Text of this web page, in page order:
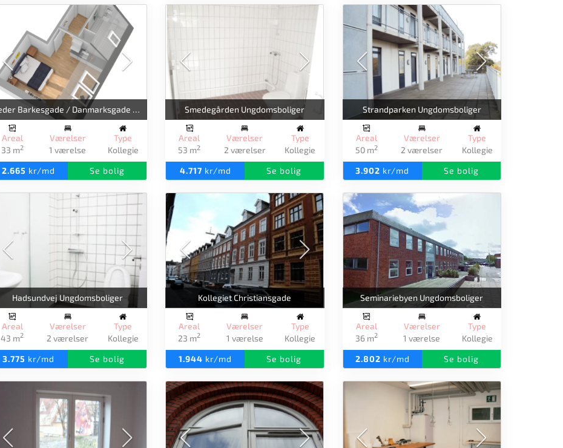
Peder Barkesgade / Danmarksgade Ungdomsboliger
Areal
33 m2
Værelser
1 værelse
Type
Kollegie
2.665 kr/md Se bolig
Smedegården Ungdomsboliger
Areal
53 m2
Værelser
2 værelser
Type
Kollegie
4.717 kr/md Se bolig
Strandparken Ungdomsboliger
Areal
50 m2
Værelser
2 værelser
Type
Kollegie
3.902 kr/md Se bolig
Hadsundvej Ungdomsboliger
Areal
43 m2
Værelser
2 værelser
Type
Kollegie
3.775 kr/md Se bolig
Kollegiet Christiansgade
Areal
23 m2
Værelser
1 værelse
Type
Kollegie
1.944 kr/md Se bolig
Seminariebyen Ungdomsboliger
Areal
36 m2
Værelser
1 værelse
Type
Kollegie
2.802 kr/md Se bolig